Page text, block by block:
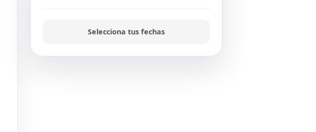
Selecciona tus fechas